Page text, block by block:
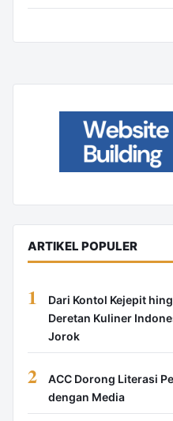
ARTIKEL POPULER
1
Dari Kontol Kejepit
Deretan Kuliner
Jorok
2
ACC Dorong Literasi
dengan Media